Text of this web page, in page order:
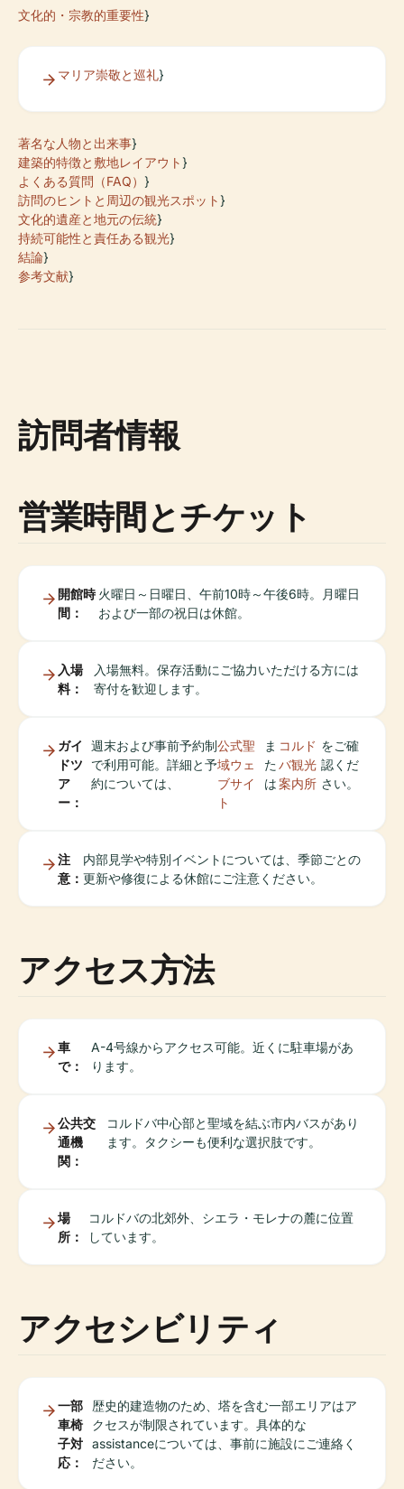
文化的・宗教的重要性}
マリア崇敬と巡礼}
著名な人物と出来事}
建築的特徴と敷地レイアウト}
よくある質問（FAQ） }
訪問のヒントと周辺の観光スポット}
文化的遺産と地元の伝統}
持続可能性と責任ある観光}
結論}
参考文献}
訪問者情報
営業時間とチケット
開館時
間：
火曜日～日曜日、午前10時～午後6時。月曜日
および一部の祝日は休館。
入場
料：
入場無料。保存活動にご協力いただける方には
寄付を歓迎します。
ガイ
ドツ
ア
ー：
週末および事前予約制
で利用可能。詳細と予
約については、
公式聖
域ウェ
ブサイ
ト
ま
た
は
コルド
バ観光
案内所
をご確
認くだ
さい。
注
意：
内部見学や特別イベントについては、季節ごとの
更新や修復による休館にご注意ください。
アクセス方法
車
で：
A-4号線からアクセス可能。近くに駐車場があ
ります。
公共交
通機
関：
コルドバ中心部と聖域を結ぶ市内バスがあり
ます。タクシーも便利な選択肢です。
場
所：
コルドバの北郊外、シエラ・モレナの麓に位置
しています。
アクセシビリティ
一部
車椅
子対
応：
歴史的建造物のため、塔を含む一部エリアはア
クセスが制限されています。具体的な
assistanceについては、事前に施設にご連絡く
ださい。